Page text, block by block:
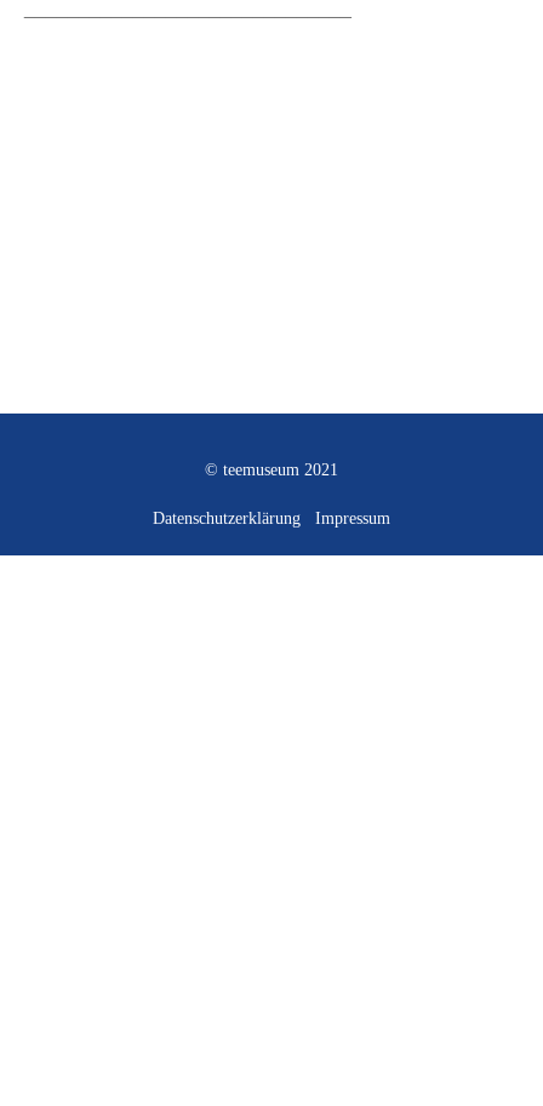
© teemuseum 2021
Datenschutzerklärung Impressum